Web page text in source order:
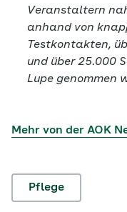
Veranstaltern
anhand von
Testkontakten,
und über 25.000
Lupe genommen
Mehr von der AOK
Pflege